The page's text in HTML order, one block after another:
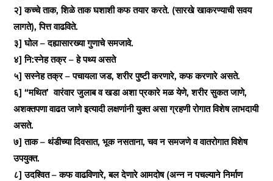
२] कच्चे ताक, शिळे ताक घशाशी कफ तयार करते. (सारखे खाकरण्याची सवय
लागते), पित्त वाढविते.
३] घोल – दह्यासारख्या गुणाचे समजावे.
४] नि:स्नेह तक्र – हे पथ्य असते
५] सस्नेह तक्र – पचायला जड, शरीर पुष्टी करणारे, कफ करणारे असते.
६] “मथित’ वारंवार जुलाब व खडा अशा प्रकारे मळ येणे, शरीर सुकत जाणे,
अशक्तपणा वाढत जाणे इत्यादी लक्षणांनी युक्त असा ग्रहणी रोगात विशेष लाभदायी
असते.
७] ताक – थंडीच्या दिवसात, भूक नसताना, चव न समजणे व वातरोगात विशेष
उपयुक्त.
८] उदश्वित – कफ वाढविणारे, बल देणारे आमदोष (अन्न न पचल्याने निर्माण